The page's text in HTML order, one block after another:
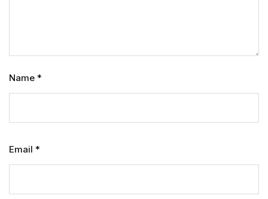
Name *
Email *